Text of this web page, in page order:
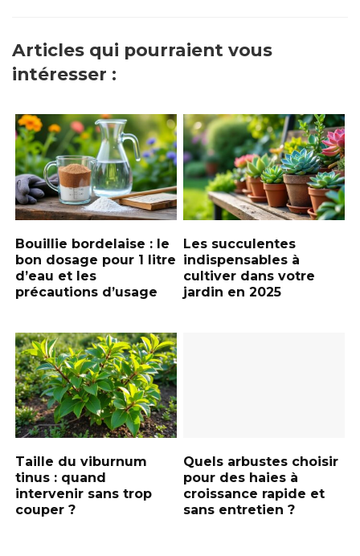
Articles qui pourraient vous
intéresser :
Bouillie bordelaise : le
bon dosage pour 1 litre
d’eau et les
précautions d’usage
Les succulentes
indispensables à
cultiver dans votre
jardin en 2025
Taille du viburnum
tinus : quand
intervenir sans trop
couper ?
Quels arbustes choisir
pour des haies à
croissance rapide et
sans entretien ?